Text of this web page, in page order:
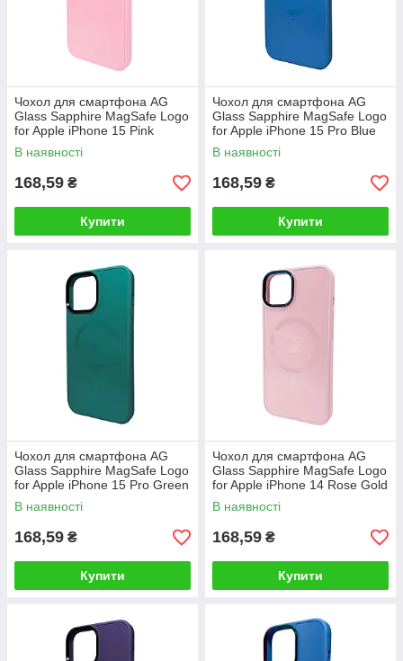
Чохол для смартфона AG
Glass Sapphire MagSafe Logo
for Apple iPhone 15 Pink
В наявності
168,59 ₴
Купити
Чохол для смартфона AG
Glass Sapphire MagSafe Logo
for Apple iPhone 15 Pro Blue
В наявності
168,59 ₴
Купити
Чохол для смартфона AG
Glass Sapphire MagSafe Logo
for Apple iPhone 15 Pro Green
В наявності
168,59 ₴
Купити
Чохол для смартфона AG
Glass Sapphire MagSafe Logo
for Apple iPhone 14 Rose Gold
В наявності
168,59 ₴
Купити